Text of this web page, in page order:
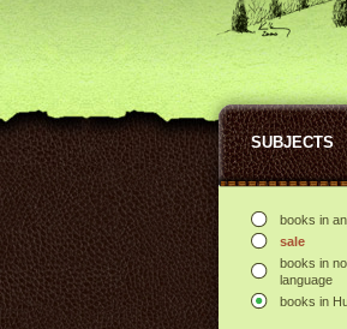
SUBJECTS
books in
sale
books in
language
books in